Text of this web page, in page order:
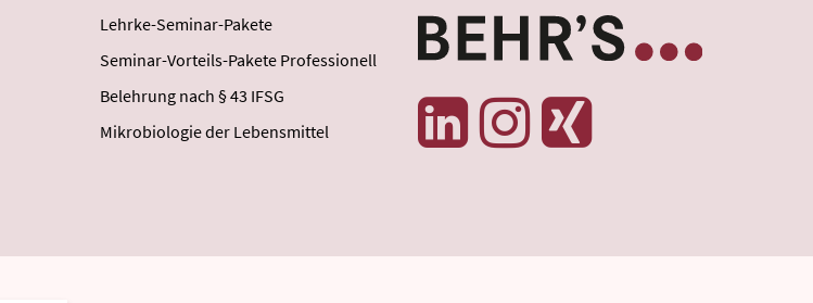
Lehrke-Seminar-Pakete
Seminar-Vorteils-Pakete Professionell
Belehrung nach § 43 IFSG
Mikrobiologie der Lebensmittel